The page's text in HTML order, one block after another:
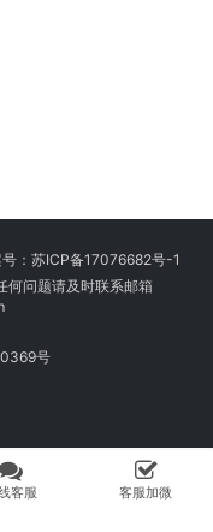
： 苏ICP备17076682号-1
何问题请及时联系邮箱
号
客服 客服加微